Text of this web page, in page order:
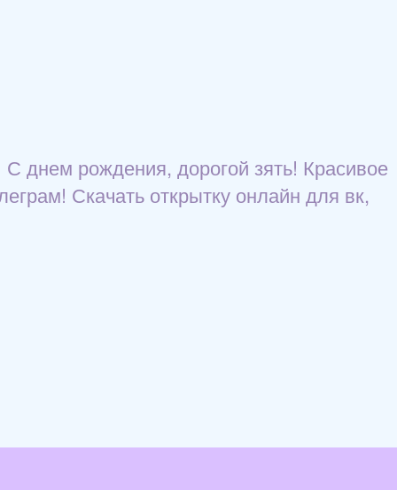
днем рождения, дорогой зять! Красивое
Скачать открытку онлайн для вк,